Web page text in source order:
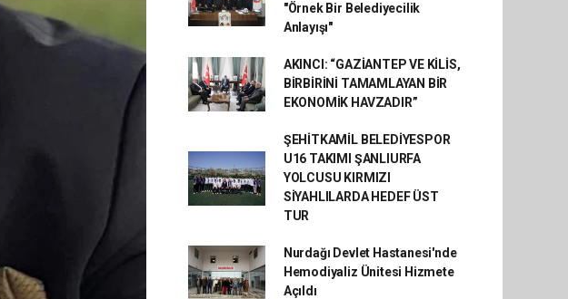
"Örnek Bir Belediyecilik
Anlayışı"
AKINCI: “GAZİANTEP VE KİLİS,
BİRBİRİNİ TAMAMLAYAN BİR
EKONOMİK HAVZADIR”
ŞEHİTKAMİL BELEDİYESPOR
U16 TAKIMI ŞANLIURFA
YOLCUSU KIRMIZI
SİYAHLILARDA HEDEF ÜST
TUR
Nurdağı Devlet Hastanesi'nde
Hemodiyaliz Ünitesi Hizmete
Açıldı